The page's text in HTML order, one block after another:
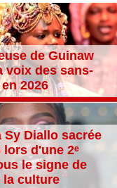
de Guinaw
voix des sans-
2026
Sy Diallo sacrée
lors d'une 2ᵉ
le signe de
la culture